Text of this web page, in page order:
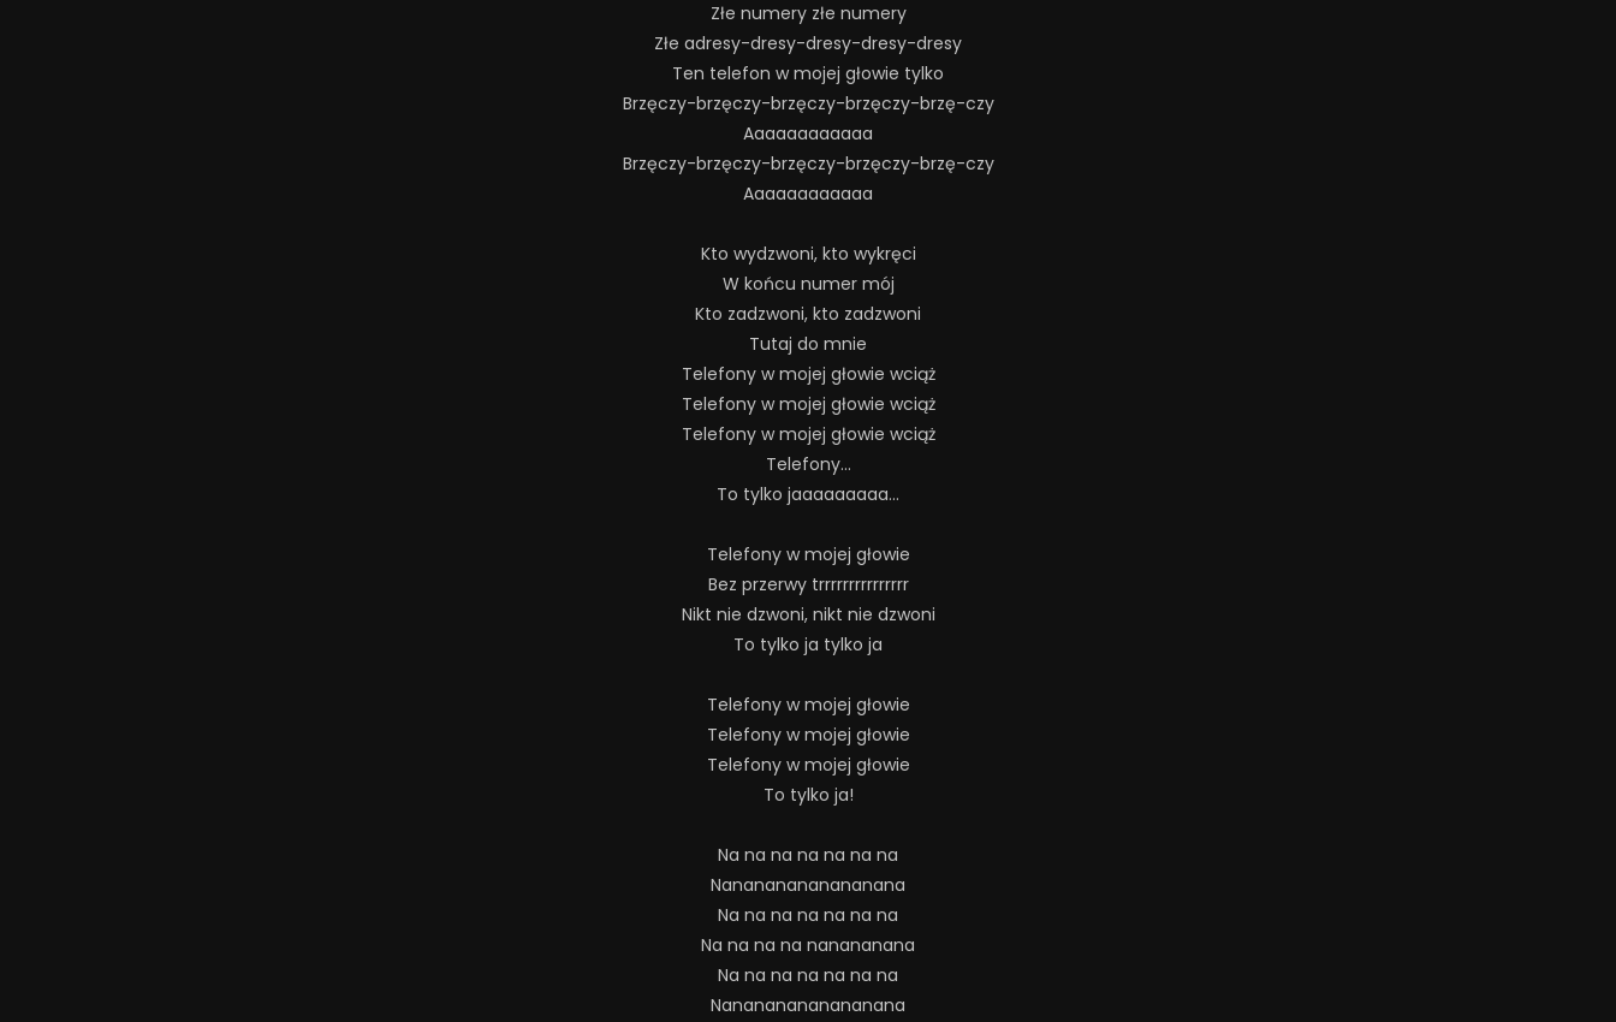
Złe numery złe numery
Złe adresy-dresy-dresy-dresy-dresy
Ten telefon w mojej głowie tylko
Brzęczy-brzęczy-brzęczy-brzęczy-brzę-czy
Aaaaaaaaaaaa
Brzęczy-brzęczy-brzęczy-brzęczy-brzę-czy
Aaaaaaaaaaaa
Kto wydzwoni, kto wykręci
W końcu numer mój
Kto zadzwoni, kto zadzwoni
Tutaj do mnie
Telefony w mojej głowie wciąż
Telefony w mojej głowie wciąż
Telefony w mojej głowie wciąż
Telefony…
To tylko jaaaaaaaaa…
Telefony w mojej głowie
Bez przerwy trrrrrrrrrrrrrrr
Nikt nie dzwoni, nikt nie dzwoni
To tylko ja tylko ja
Telefony w mojej głowie
Telefony w mojej głowie
Telefony w mojej głowie
To tylko ja!
Na na na na na na na
Nanananananananana
Na na na na na na na
Na na na na nanananana
Na na na na na na na
Nanananananananana